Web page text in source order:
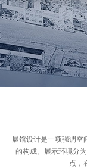
展馆设计是一项强调空
的构成。展示环境分
点，